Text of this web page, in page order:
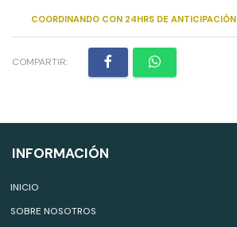
COORDINANDO CON 24HRS DE ANTICIPACIÓN
COMPARTIR:
INFORMACIÓN
INICIO
SOBRE NOSOTROS